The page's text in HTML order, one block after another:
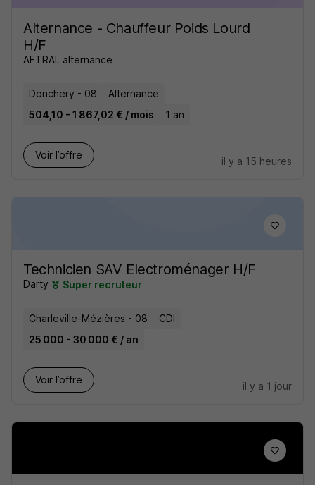
Alternance - Chauffeur Poids Lourd
H/F
AFTRAL alternance
Donchery - 08
Alternance
504,10 - 1 867,02 € / mois
1 an
Voir l’offre
il y a 15 heures
Technicien SAV Electroménager H/F
Darty Super recruteur
Charleville-Mézières - 08
CDI
25 000 - 30 000 € / an
Voir l’offre
il y a 1 jour